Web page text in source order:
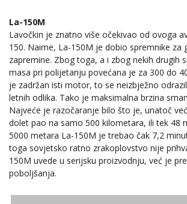
La-150M
Lavočkin je znatno više očekivao od ovoga
150. Naime, La-150M je dobio spremnike za
zapremine. Zbog toga, a i zbog nekih drugih
masa pri polijetanju povećana je za 300 do
je zadržan isti motor, to se neizbježno
letnih odlika. Tako je maksimalna brzina
Najveće je razočaranje bilo što je, unatoč
dolet pao na samo 500 kilometara, ili tek 48
5000 metara La-150M je trebao čak 7,2
toga sovjetsko ratno zrakoplovstvo nije
150M uvede u serijsku proizvodnju, već je
poboljšanja.